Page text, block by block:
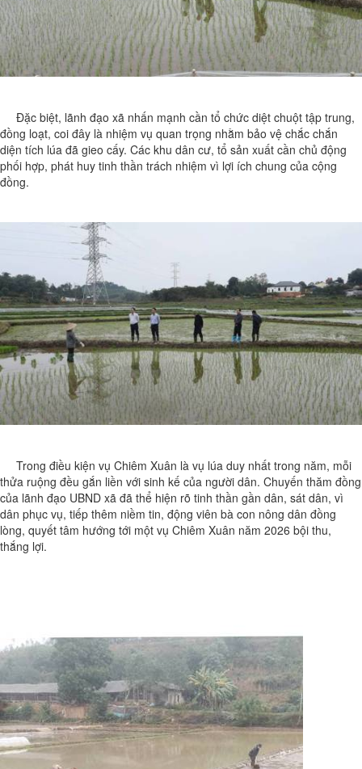
Đặc biệt, lãnh đạo xã nhấn mạnh cần tổ chức diệt chuột tập trung,
đồng loạt, coi đây là nhiệm vụ quan trọng nhằm bảo vệ chắc chắn
diện tích lúa đã gieo cấy. Các khu dân cư, tổ sản xuất cần chủ động
phối hợp, phát huy tinh thần trách nhiệm vì lợi ích chung của cộng
đồng.
Trong điều kiện vụ Chiêm Xuân là vụ lúa duy nhất trong năm, mỗi
thửa ruộng đều gắn liền với sinh kế của người dân. Chuyến thăm đồng
của lãnh đạo UBND xã đã thể hiện rõ tinh thần gần dân, sát dân, vì
dân phục vụ, tiếp thêm niềm tin, động viên bà con nông dân đồng
lòng, quyết tâm hướng tới một vụ Chiêm Xuân năm 2026 bội thu,
thắng lợi.